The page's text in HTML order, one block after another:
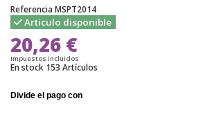
Referencia MSPT2014
Articulo disponible
20,26 €
Impuestos incluidos
En stock 153 Artículos